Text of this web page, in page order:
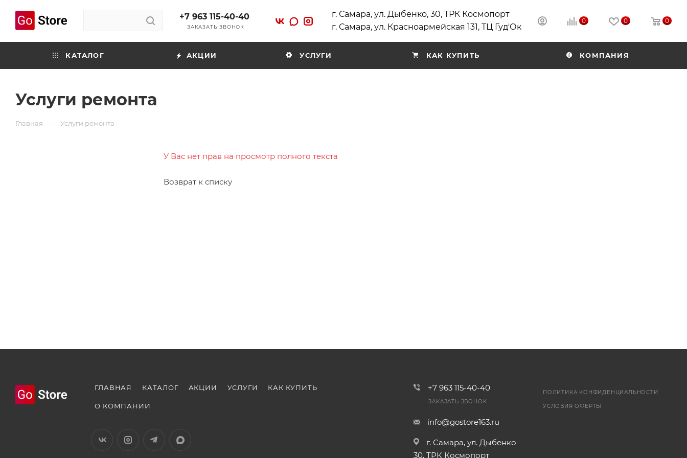
+7 963 115-40-40
ЗАКАЗАТЬ ЗВОНОК
г. Самара, ул. Дыбенко, 30, ТРК Космопорт
г. Самара, ул. Красноармейская 131, ТЦ Гуд'Ок
0 0 0
КАТАЛОГ АКЦИИ УСЛУГИ КАК КУПИТЬ КОМПАНИЯ
Услуги ремонта
Главная — Услуги ремонта
У Вас нет прав на просмотр полного текста
Возврат к списку
ГЛАВНАЯ КАТАЛОГ АКЦИИ УСЛУГИ КАК КУПИТЬ
О КОМПАНИИ
+7 963 115-40-40
ЗАКАЗАТЬ ЗВОНОК
info@gostore163.ru
г. Самара, ул. Дыбенко
30, ТРК Космопорт
ПОЛИТИКА КОНФИДЕНЦИАЛЬНОСТИ
УСЛОВИЯ ОФЕРТЫ